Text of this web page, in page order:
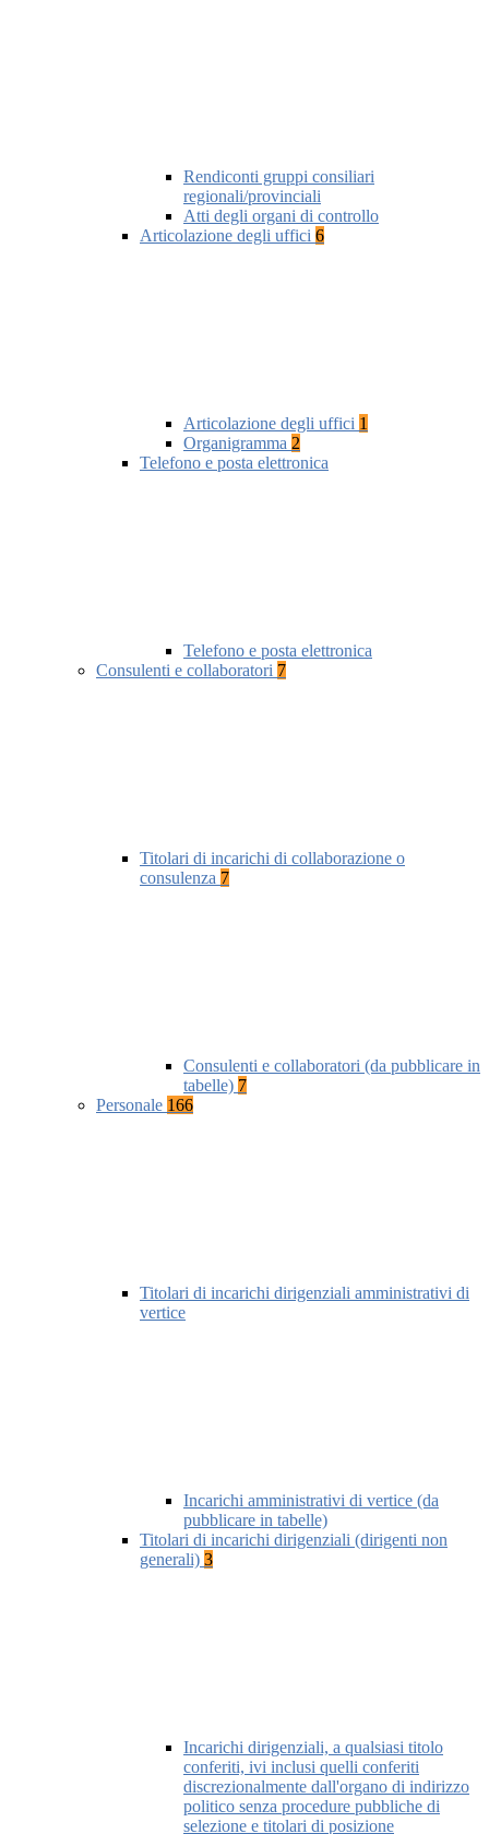
Rendiconti gruppi consiliari
regionali/provinciali
Atti degli organi di controllo
Articolazione degli uffici 6
Articolazione degli uffici 1
Organigramma 2
Telefono e posta elettronica
Telefono e posta elettronica
Consulenti e collaboratori 7
Titolari di incarichi di collaborazione o
consulenza 7
Consulenti e collaboratori (da pubblicare in
tabelle) 7
Personale 166
Titolari di incarichi dirigenziali amministrativi di
vertice
Incarichi amministrativi di vertice (da
pubblicare in tabelle)
Titolari di incarichi dirigenziali (dirigenti non
generali) 3
Incarichi dirigenziali, a qualsiasi titolo
conferiti, ivi inclusi quelli conferiti
discrezionalmente dall'organo di indirizzo
politico senza procedure pubbliche di
selezione e titolari di posizione